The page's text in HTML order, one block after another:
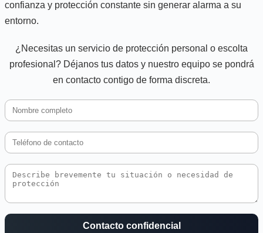
confianza y protección constante sin generar alarma a su
entorno.
¿Necesitas un servicio de protección personal o escolta
profesional? Déjanos tus datos y nuestro equipo se pondrá
en contacto contigo de forma discreta.
Contacto confidencial